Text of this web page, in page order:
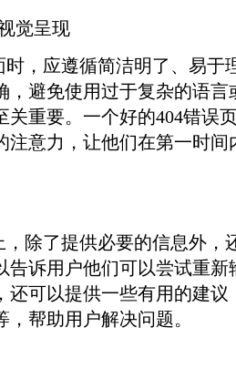
觉呈现
时，应遵循简洁明了、易于
，避免使用过于复杂的语
关重要。一个好的404错误
注意力，让他们在第一时间
，除了提供必要的信息外，
告诉用户他们可以尝试重
还可以提供一些有用的建议
帮助用户解决问题。